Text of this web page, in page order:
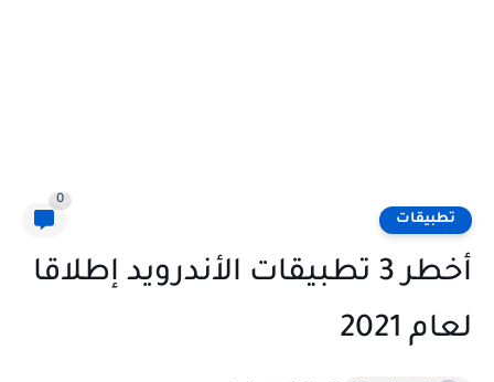
تطبيقات
0
أخطر 3 تطبيقات الأندرويد إطلاقا
لعام 2021